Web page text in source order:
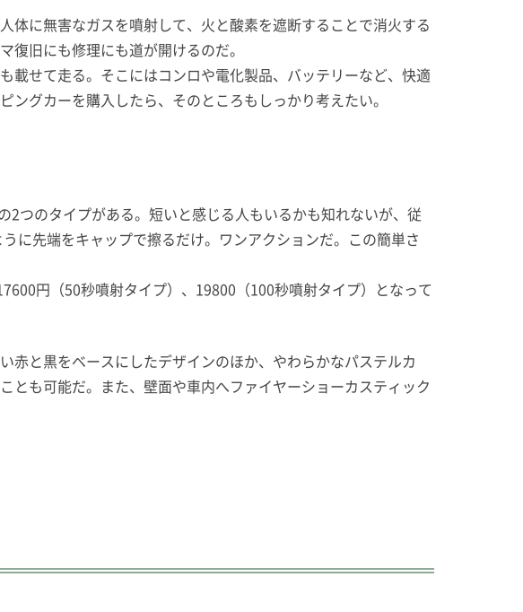
体に無害なガスを噴射して、火と酸素を遮断することで消火する
旧にも修理にも道が開けるのだ。
載せて走る。そこにはコンロや電化製品、バッテリーなど、快適
グカーを購入したら、そのところもしっかり考えたい。
つのタイプがある。短いと感じる人もいるかも知れないが、従
に先端をキャップで擦るだけ。ワンアクションだ。この簡単さ
円（50秒噴射タイプ）、19800（100秒噴射タイプ）となって
と黒をベースにしたデザインのほか、やわらかなパステルカ
とも可能だ。また、壁面や車内へファイヤーショーカスティック